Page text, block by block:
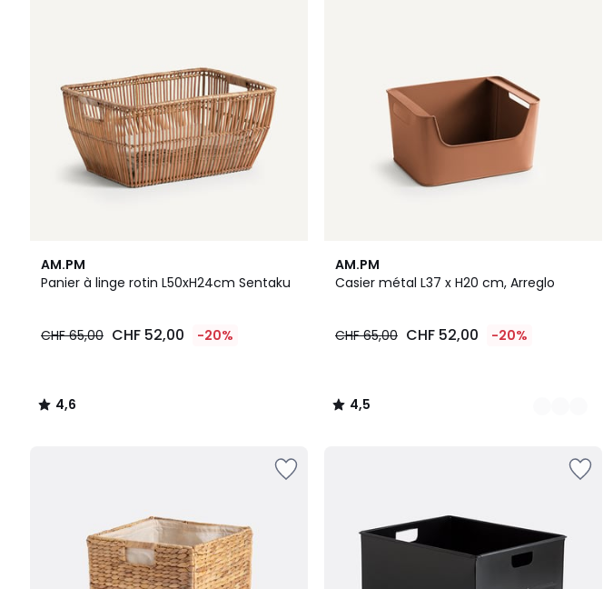
AM.PM
Panier à linge rotin L50xH24cm Sentaku
CHF 65,00 CHF 52,00 -20%
4,6
/ 5
4,6
/
AM.PM
Casier métal L37 x H20 cm, Arreglo
CHF 65,00 CHF 52,00 -20%
4,5
/ 5
4
Couleurs
4,5
/